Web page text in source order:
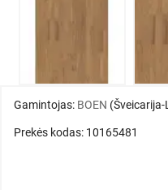
Gamintojas: BOEN
Prekės kodas: 10165481